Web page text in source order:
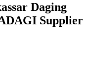
Daging
Supplier